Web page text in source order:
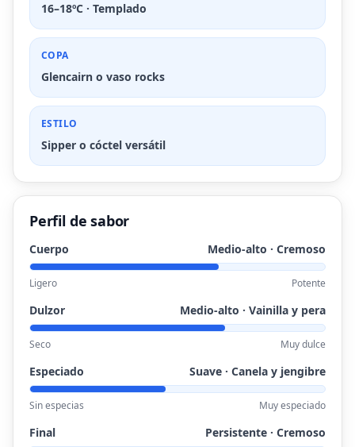
16–18ºC · Templado
COPA
Glencairn o vaso rocks
ESTILO
Sipper o cóctel versátil
Perfil de sabor
Cuerpo Medio-alto · Cremoso
Ligero Potente
Dulzor Medio-alto · Vainilla y pera
Seco Muy dulce
Especiado Suave · Canela y jengibre
Sin especias Muy especiado
Final Persistente · Cremoso